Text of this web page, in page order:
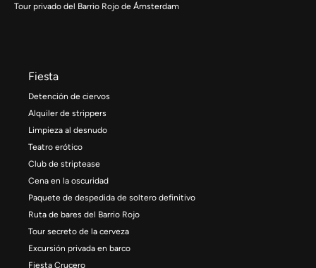
Tour privado del Barrio Rojo de Ámsterdam
Fiesta
Detención de ciervos
Alquiler de strippers
Limpieza al desnudo
Teatro erótico
Club de striptease
Cena en la oscuridad
Paquete de despedida de soltero definitivo
Ruta de bares del Barrio Rojo
Tour secreto de la cerveza
Excursión privada en barco
Fiesta Crucero